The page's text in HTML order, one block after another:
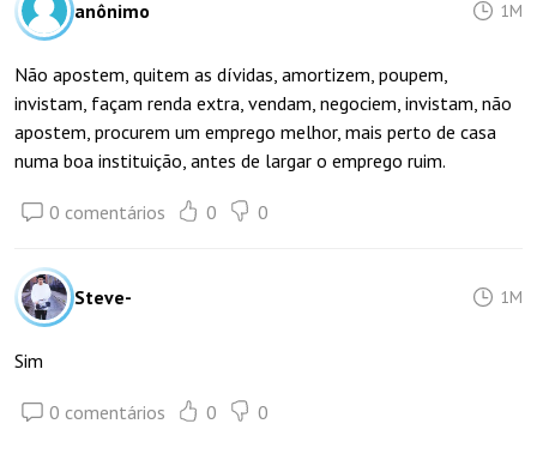
anônimo 1M
Não apostem, quitem as dívidas, amortizem, poupem,
invistam, façam renda extra, vendam, negociem, invistam, não
apostem, procurem um emprego melhor, mais perto de casa
numa boa instituição, antes de largar o emprego ruim.
0 comentários 0 0
Steve- 1M
Sim
0 comentários 0 0